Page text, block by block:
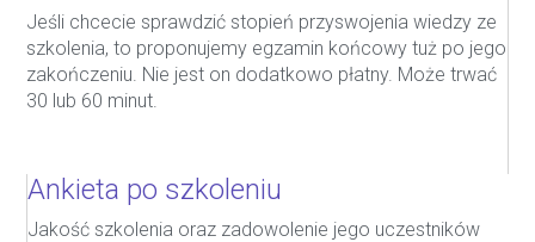
Jeśli chcecie sprawdzić stopień przyswojenia wiedzy ze
szkolenia, to proponujemy egzamin końcowy tuż po jego
zakończeniu. Nie jest on dodatkowo płatny. Może trwać
30 lub 60 minut.
Ankieta po szkoleniu
Jakość szkolenia oraz zadowolenie jego uczestników